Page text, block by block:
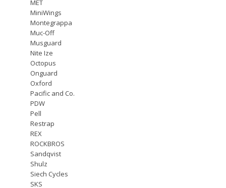
MET
MiniWings
Montegrappa
Muc-Off
Musguard
Nite Ize
Octopus
Onguard
Oxford
Pacific and Co.
PDW
Pell
Restrap
REX
ROCKBROS
Sandqvist
Shulz
Siech Cycles
SKS